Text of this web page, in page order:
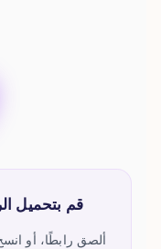
قم بتحميل
ألصق رابطًا، أو